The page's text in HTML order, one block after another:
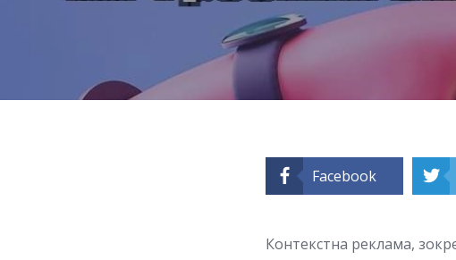
Facebook
Контекстна реклама,